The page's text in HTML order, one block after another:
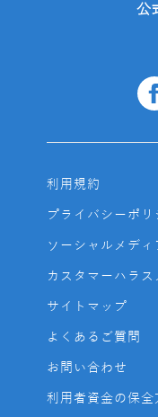
公
利用規約
プライバシーポリ
ソーシャルメディ
カスタマーハラ
サイトマップ
よくあるご質問
お問い合わせ
利用者資金の保全